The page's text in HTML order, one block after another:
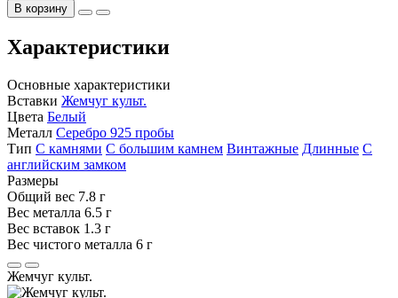
В корзину
Характеристики
Основные характеристики
Вставки Жемчуг культ.
Цвета Белый
Металл Серебро 925 пробы
Тип С камнями С большим камнем Винтажные Длинные С
английским замком
Размеры
Общий вес 7.8 г
Вес металла 6.5 г
Вес вставок 1.3 г
Вес чистого металла 6 г
Жемчуг культ.